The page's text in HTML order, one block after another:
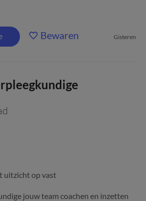
Bewaren Gisteren
uitzicht op vast
jouw team coachen en inzetten